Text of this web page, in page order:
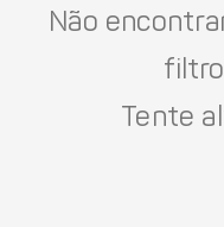
Não
Tente